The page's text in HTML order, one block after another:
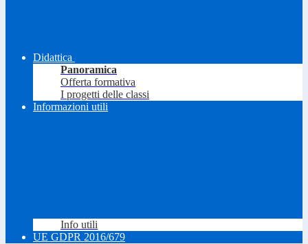
Didattica
Panoramica
Offerta formativa
I progetti delle classi
Informazioni utili
Info utili
UE GDPR 2016/679